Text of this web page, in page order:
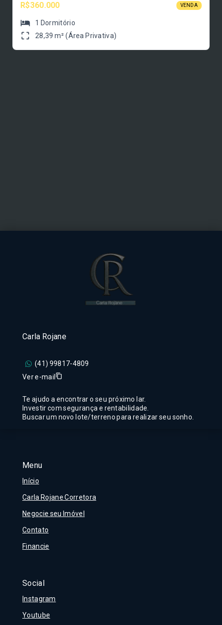
R$360.000 VENDA
1 Dormitório
28,39 m² (Área Privativa)
Menu
Início
Carla Rojane Corretora
Negocie seu Imóvel
Contato
Financie
Social
Instagram
Youtube
Carla Rojane
(41) 99817-4809
Ver e-mail
Te ajudo a encontrar o seu próximo lar.
Investir com segurança e rentabilidade.
Buscar um novo lote/terreno para realizar seu sonho.